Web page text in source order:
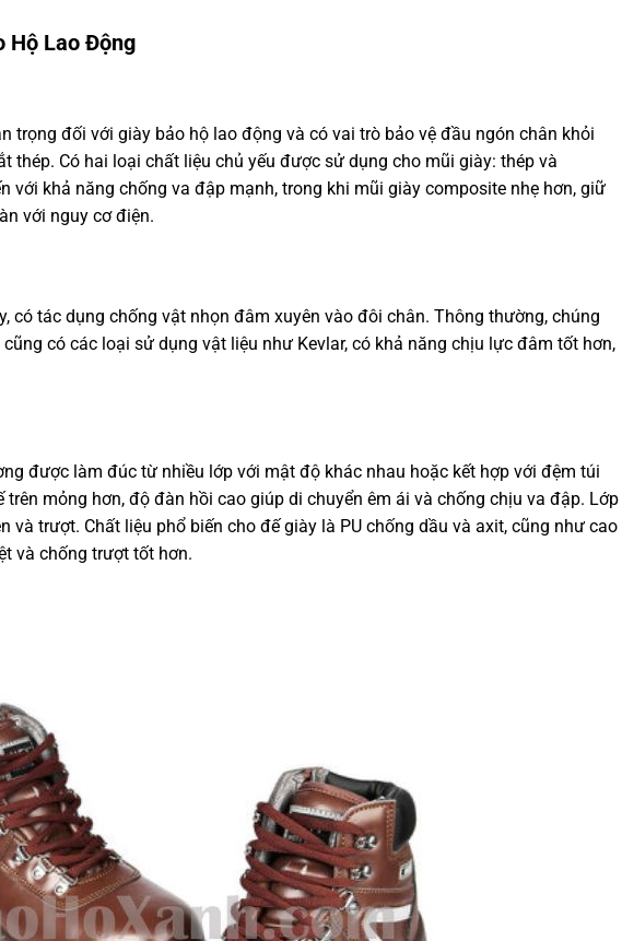
Hộ Lao Động
trọng đối với giày bảo hộ lao động và có vai trò bảo vệ đầu ngón chân khỏi
thép. Có hai loại chất liệu chủ yếu được sử dụng cho mũi giày: thép và
với khả năng chống va đập mạnh, trong khi mũi giày composite nhẹ hơn, giữ
với nguy cơ điện.
có tác dụng chống vật nhọn đâm xuyên vào đôi chân. Thông thường, chúng
có các loại sử dụng vật liệu như Kevlar, có khả năng chịu lực đâm tốt hơn,
được làm đúc từ nhiều lớp với mật độ khác nhau hoặc kết hợp với đệm túi
mỏng hơn, độ đàn hồi cao giúp di chuyển êm ái và chống chịu va đập. Lớp
và trượt. Chất liệu phổ biến cho đế giày là PU chống dầu và axit, cũng như cao
và chống trượt tốt hơn.